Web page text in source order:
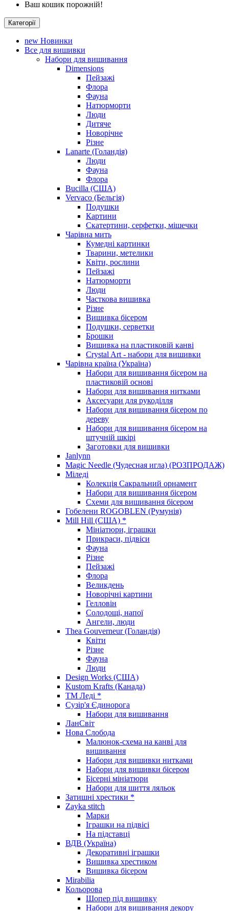
Ваш кошик порожній!
Категорії
new Новинки
Все для вишивки
Набори для вишивання
Dimensions
Пейзажі
Флора
Фауна
Натюрморти
Люди
Дитяче
Новорічне
Різне
Lanarte (Голандія)
Люди
Фауна
Флора
Bucilla (США)
Vervaco (Бельгія)
Подушки
Картини
Скатертини, серфетки, мішечки
Чарiвна мить
Кумедні картинки
Тварини, метелики
Квіти, рослини
Пейзажі
Натюрморти
Люди
Часткова вишивка
Різне
Вишивка бісером
Подушки, серветки
Брошки
Вишивка на пластиковій канві
Crystal Art - набори для вишивки
Чарівна країна (Україна)
Набори для вишивання бісером на
пластиковій основі
Набори для вишивання нитками
Аксесуари для рукоділля
Набори для вишивання бісером по
дереву
Набори для вишивання бісером на
штучній шкірі
Заготовки для вишивки
Janlynn
Magic Needle (Чудесная игла) (РОЗПРОДАЖ)
Міледі
Колекція Сакральний орнамент
Набори для вишивання бісером
Схеми для вишивання бісером
Гобелени ROGOBLEN (Румунія)
Mill Hill (США) *
Мініатюри, іграшки
Прикраси, підвіси
Фауна
Різне
Пейзажі
Флора
Великдень
Новорічні картини
Гелловін
Солодощі, напої
Ангели, люди
Thea Gouverneur (Голандія)
Квіти
Різне
Фауна
Люди
Design Works (США)
Kustom Krafts (Канада)
ТМ Леді *
Сузір'я Єдинорога
Набори для вишивання
ЛанСвіт
Нова Слобода
Малюнок-схема на канві для
вишивання
Набори для вишивки нитками
Набори для вишивки бісером
Бісерні мініатюри
Набори для шиття ляльок
Затишні хрестики *
Zayka stitch
Марки
Іграшки на підвісі
На підставці
ВДВ (Україна)
Декоративні іграшки
Вишивка хрестиком
Вишивка бісером
Mirabilia
Кольорова
Шопер під вишивку
Набори для вишивання декору